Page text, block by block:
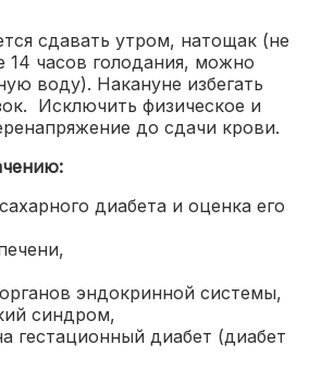
сдавать утром, натощак (не
14 часов голодания, можно
воду). Накануне избегать
Исключить физическое и
до сдачи крови.
диабета и оценка его
,
эндокринной системы,
синдром,
гестационный диабет (диабет